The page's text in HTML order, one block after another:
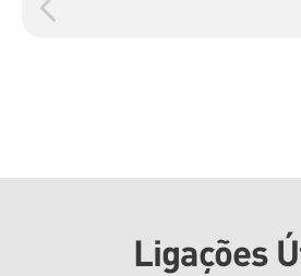
Ligações